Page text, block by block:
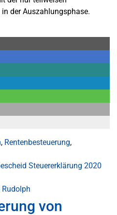
der Auszahlungsphase.
, Rentenbesteuerung,
Steuererklärung 2020
von